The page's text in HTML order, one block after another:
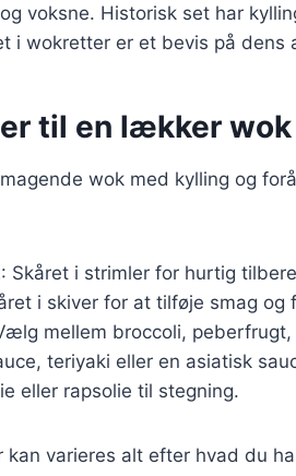
voksne. Historisk set har
i wokretter er et bevis på dens
til en lækker
wok med kylling og
: Skåret i strimler for hurtig
i skiver for at tilføje smag og
mellem broccoli,
teriyaki eller en asiatisk
eller rapsolie til stegning.
kan varieres alt efter hvad du